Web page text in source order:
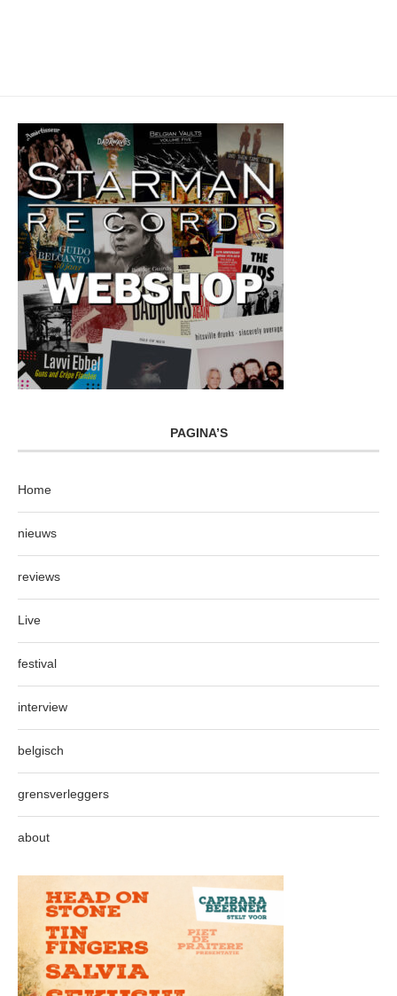
PAGINA’S
Home
nieuws
reviews
Live
festival
interview
belgisch
grensverleggers
about